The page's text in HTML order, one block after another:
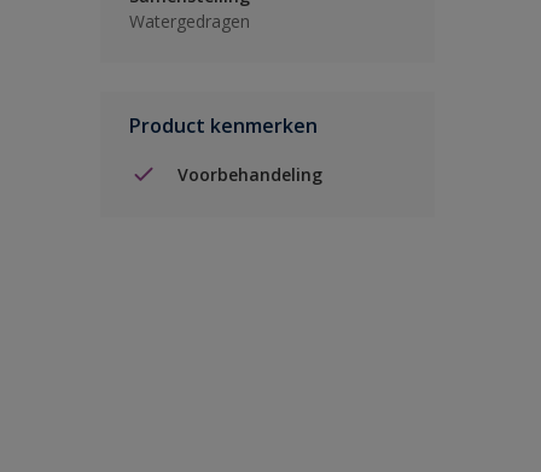
Watergedragen
Product kenmerken
Voorbehandeling